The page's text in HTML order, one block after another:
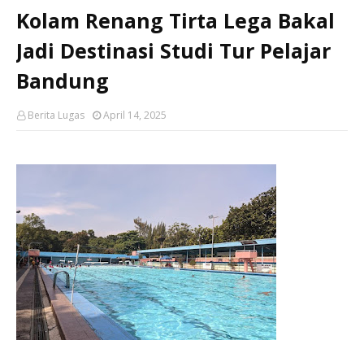
Kolam Renang Tirta Lega Bakal
Jadi Destinasi Studi Tur Pelajar
Bandung
Berita Lugas April 14, 2025